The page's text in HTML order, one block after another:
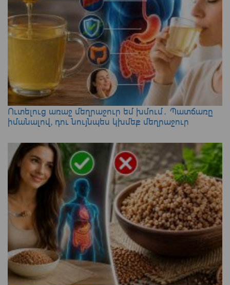
Ուտելուց առաջ մեղրաջուր եմ խմում․ Պատճառը
իմանալով, դու նույնպես կխմեք մեղրաջուր